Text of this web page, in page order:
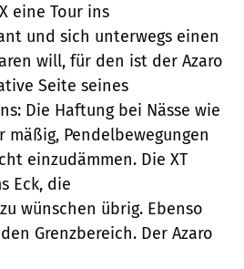
eine Tour ins
und sich unterwegs einen
will, für den ist der Azaro
Seite seines
Die Haftung bei Nässe wie
mäßig, Pendelbewegungen
einzudämmen. Die XT
Eck, die
wünschen übrig. Ebenso
Grenzbereich. Der Azaro